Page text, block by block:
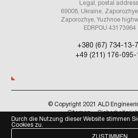
Legal, postal
69008, Ukraine,
Zaporozhye, Yuzhnoe
EDRPOU 43173964
+380 (67) 734-13-
+49 (211) 176-095-
© Copyright 2021 ALD
Sitemap
Durch die Nutzung dieser Website stimmen
Cookies zu.
ZUSTIMMEN